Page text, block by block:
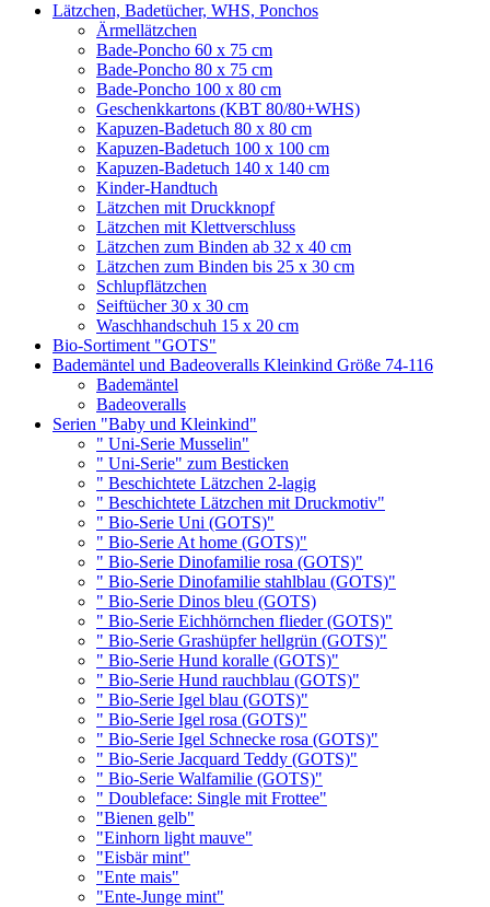
Lätzchen, Badetücher, WHS, Ponchos
Ärmellätzchen
Bade-Poncho 60 x 75 cm
Bade-Poncho 80 x 75 cm
Bade-Poncho 100 x 80 cm
Geschenkkartons (KBT 80/80+WHS)
Kapuzen-Badetuch 80 x 80 cm
Kapuzen-Badetuch 100 x 100 cm
Kapuzen-Badetuch 140 x 140 cm
Kinder-Handtuch
Lätzchen mit Druckknopf
Lätzchen mit Klettverschluss
Lätzchen zum Binden ab 32 x 40 cm
Lätzchen zum Binden bis 25 x 30 cm
Schlupflätzchen
Seiftücher 30 x 30 cm
Waschhandschuh 15 x 20 cm
Bio-Sortiment "GOTS"
Bademäntel und Badeoveralls Kleinkind Größe 74-116
Bademäntel
Badeoveralls
Serien "Baby und Kleinkind"
" Uni-Serie Musselin"
" Uni-Serie" zum Besticken
" Beschichtete Lätzchen 2-lagig
" Beschichtete Lätzchen mit Druckmotiv"
" Bio-Serie Uni (GOTS)"
" Bio-Serie At home (GOTS)"
" Bio-Serie Dinofamilie rosa (GOTS)"
" Bio-Serie Dinofamilie stahlblau (GOTS)"
" Bio-Serie Dinos bleu (GOTS)
" Bio-Serie Eichhörnchen flieder (GOTS)"
" Bio-Serie Grashüpfer hellgrün (GOTS)"
" Bio-Serie Hund koralle (GOTS)"
" Bio-Serie Hund rauchblau (GOTS)"
" Bio-Serie Igel blau (GOTS)"
" Bio-Serie Igel rosa (GOTS)"
" Bio-Serie Igel Schnecke rosa (GOTS)"
" Bio-Serie Jacquard Teddy (GOTS)"
" Bio-Serie Walfamilie (GOTS)"
" Doubleface: Single mit Frottee"
"Bienen gelb"
"Einhorn light mauve"
"Eisbär mint"
"Ente mais"
"Ente-Junge mint"